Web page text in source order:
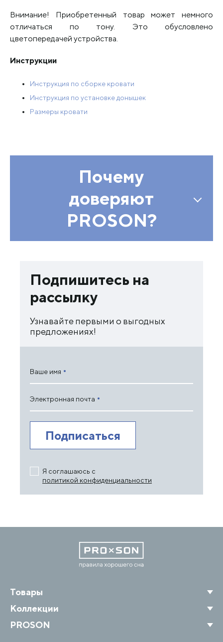
Внимание! Приобретенный товар может немного
отличаться по тону. Это обусловлено
цветопередачей устройства.
Инструкции
Инструкция по сборке кровати
Инструкция по установке донышек
Размеры кровати
Почему
доверяют
PROSON?
Подпишитесь на
рассылку
Узнавайте первыми о выгодных
предложениях!
Ваше имя
Электронная почта
Я соглашаюсь с
политикой конфиденциальности
Товары
Коллекции
PROSON